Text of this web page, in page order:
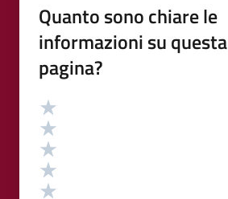
Quanto sono chiare le
informazioni su questa
pagina?
Valutazione